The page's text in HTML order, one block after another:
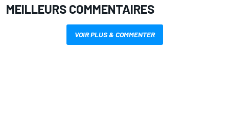
MEILLEURS COMMENTAIRES
VOIR PLUS & COMMENTER